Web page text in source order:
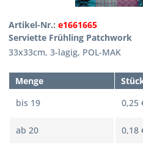
Artikel-Nr.:e1661665
Serviette Frühling Patchwork
33x33cm, 3-lagig, POL-MAK
Menge
bis 19 0,25
ab20 0,18